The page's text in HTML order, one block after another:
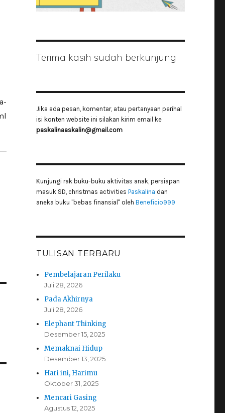
Terima kasih sudah berkunjung
Jika ada pesan, komentar, atau pertanyaan perihal
isi konten website ini silakan kirim email ke
paskalinaaskalin@gmail.com
Kunjungi rak buku-buku aktivitas anak, persiapan
masuk SD, christmas activities Paskalina dan
aneka buku "bebas finansial" oleh Beneficio999
TULISAN TERBARU
Pembelajaran Perilaku
Juli 28, 2026
Pada Akhirnya
Juli 28, 2026
Elephant Thinking
Desember 15, 2025
Memaknai Hidup
Desember 13, 2025
Hari ini, Harimu
Oktober 31, 2025
Mencari Gasing
Agustus 12, 2025